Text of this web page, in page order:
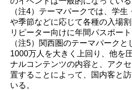
（注4）テーマパークでは、学
や季節などに応じて各種の入場
リピーター向けに年間パスポー
（注5）関西圏のテーマパーク
1000万人を大きく上回り、他を
ナルコンテンツの内容と、アク
置することによって、国内客と
いる。